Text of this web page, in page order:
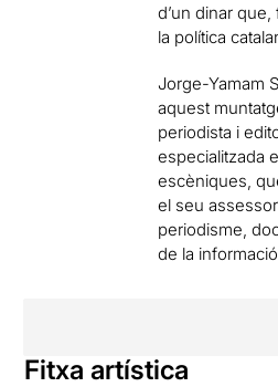
d’un dinar
la política
Jorge-Yamam
aquest
periodista i
especialitzada
escèniques,
el seu
periodisme,
de la
Fitxa artística